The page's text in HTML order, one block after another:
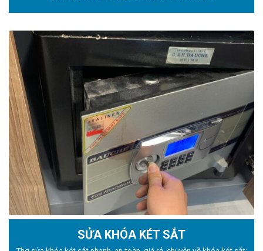
SỬA KHÓA KÉT SẮT